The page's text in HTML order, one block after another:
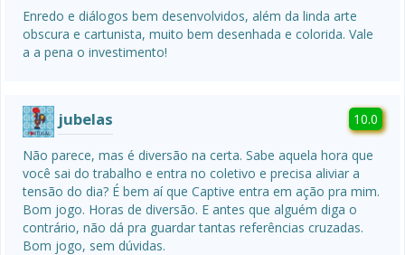
Enredo e diálogos bem desenvolvidos, além da linda arte
obscura e cartunista, muito bem desenhada e colorida. Vale
a a pena o investimento!
jubelas 10.0
Não parece, mas é diversão na certa. Sabe aquela hora que
você sai do trabalho e entra no coletivo e precisa aliviar a
tensão do dia? É bem aí que Captive entra em ação pra mim.
Bom jogo. Horas de diversão. E antes que alguém diga o
contrário, não dá pra guardar tantas referências cruzadas.
Bom jogo, sem dúvidas.